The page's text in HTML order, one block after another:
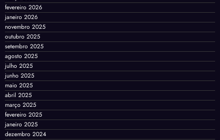
fevereiro 2026
janeiro 2026
novembro 2025
outubro 2025
setembro 2025
agosto 2025
julho 2025
junho 2025
maio 2025
abril 2025
março 2025
fevereiro 2025
janeiro 2025
dezembro 2024